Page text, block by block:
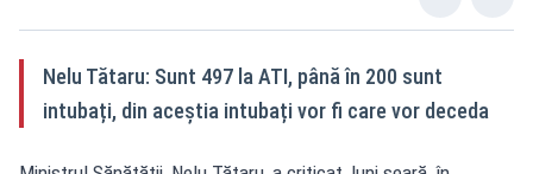
Nelu Tătaru: Sunt 497 la ATI, până în 200 sunt
intubați, din aceștia intubați vor fi care vor deceda